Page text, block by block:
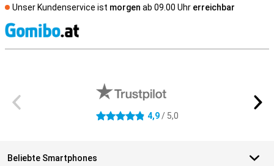
Unser Kundenservice ist morgen ab 09.00 Uhr erreichbar
4.9 Sterne 4,9/ 5,0
Beliebte Smartphones